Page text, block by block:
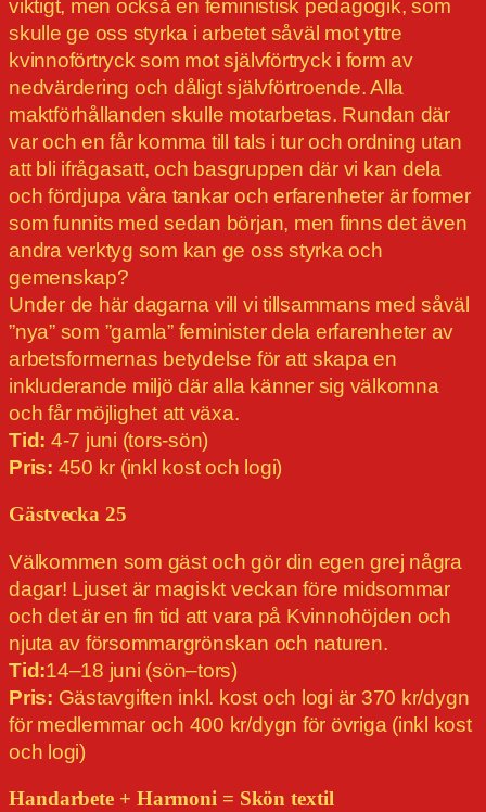
viktigt, men också en feministisk pedagogik, som
skulle ge oss styrka i arbetet såväl mot yttre
kvinnoförtryck som mot självförtryck i form av
nedvärdering och dåligt självförtroende. Alla
maktförhållanden skulle motarbetas. Rundan där
var och en får komma till tals i tur och ordning utan
att bli ifrågasatt, och basgruppen där vi kan dela
och fördjupa våra tankar och erfarenheter är former
som funnits med sedan början, men finns det även
andra verktyg som kan ge oss styrka och
gemenskap?
Under de här dagarna vill vi tillsammans med såväl
”nya” som ”gamla” feminister dela erfarenheter av
arbetsformernas betydelse för att skapa en
inkluderande miljö där alla känner sig välkomna
och får möjlighet att växa.
Tid: 4-7 juni (tors-sön)
Pris: 450 kr (inkl kost och logi)
Gästvecka 25
Välkommen som gäst och gör din egen grej några
dagar! Ljuset är magiskt veckan före midsommar
och det är en fin tid att vara på Kvinnohöjden och
njuta av försommargrönskan och naturen.
Tid:14–18 juni (sön–tors)
Pris: Gästavgiften inkl. kost och logi är 370 kr/dygn
för medlemmar och 400 kr/dygn för övriga (inkl kost
och logi)
Handarbete + Harmoni = Skön textil